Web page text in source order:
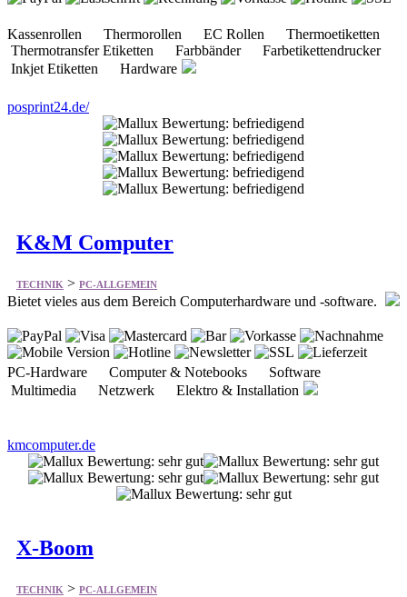
Kassenrollen Thermorollen EC Rollen Thermoetiketten
Thermotransfer Etiketten Farbbänder Farbetikettendrucker
Inkjet Etiketten Hardware
posprint24.de/
K&M Computer
TECHNIK > PC-ALLGEMEIN
Bietet vieles aus dem Bereich Computerhardware und -software.
PC-Hardware Computer & Notebooks Software
Multimedia Netzwerk Elektro & Installation
kmcomputer.de
X-Boom
TECHNIK > PC-ALLGEMEIN